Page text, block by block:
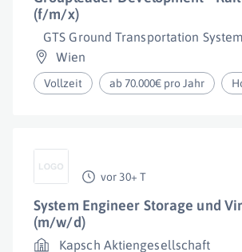
(f/m/x)
GTS Ground Transportation
Wien
Vollzeit ab 70.000€ pro Jahr
vor 30+ T
System Engineer Storage und
(m/w/d)
Kapsch Aktiengesellschaft